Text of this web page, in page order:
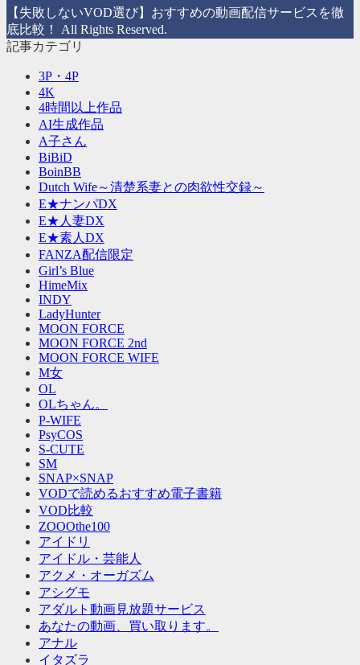
【失敗しないVOD選び】おすすめの動画配信サービスを徹
底比較！ All Rights Reserved.
記事カテゴリ
3P・4P
4K
4時間以上作品
AI生成作品
A子さん
BiBiD
BoinBB
Dutch Wife～清楚系妻との肉欲性交録～
E★ナンパDX
E★人妻DX
E★素人DX
FANZA配信限定
Girl’s Blue
HimeMix
INDY
LadyHunter
MOON FORCE
MOON FORCE 2nd
MOON FORCE WIFE
M女
OL
OLちゃん。
P-WIFE
PsyCOS
S-CUTE
SM
SNAP×SNAP
VODで読めるおすすめ電子書籍
VOD比較
ZOOOthe100
アイドリ
アイドル・芸能人
アクメ・オーガズム
アシグモ
アダルト動画見放題サービス
あなたの動画、買い取ります。
アナル
イタズラ